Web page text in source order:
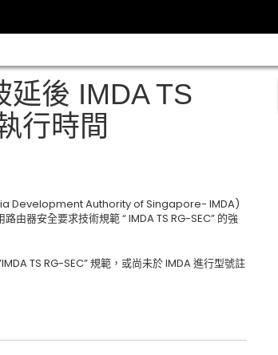
延後 IMDA TS
行時間
Development Authority of Singapore- IMDA)
由器安全要求技術規範 “ IMDA TS RG-SEC” 的強
TS RG-SEC” 規範，或尚未於 IMDA 進行型號註